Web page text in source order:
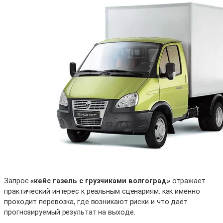
Запрос«кейс газель с грузчиками волгоград»отражает
практический интерес к реальным сценариям: как именно
проходит перевозка, где возникают риски и что даёт
прогнозируемый результат на выходе.